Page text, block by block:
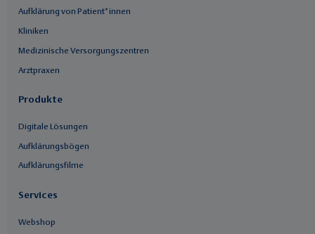
Aufklärung von Patient*innen
Kliniken
Medizinische Versorgungszentren
Arztpraxen
Produkte
Digitale Lösungen
Aufklärungsbögen
Aufklärungsfilme
Services
Webshop